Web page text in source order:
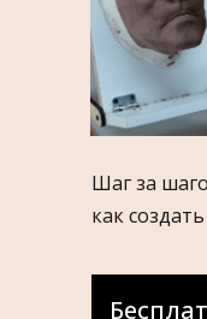
Шаг за
как